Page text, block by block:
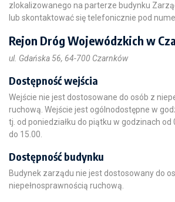
zlokalizowanego na parterze budynku
lub skontaktować się telefonicznie pod
Rejon Dróg Wojewódzkich w
ul. Gdańska 56, 64-700 Czarnków
Dostępność wejścia
Wejście nie jest dostosowane do osób z
ruchową. Wejście jest ogólnodostępne w
tj. od poniedziałku do piątku w godzinach od
do 15.00.
Dostępność budynku
Budynek zarządu nie jest dostosowany do
niepełnosprawnością ruchową.